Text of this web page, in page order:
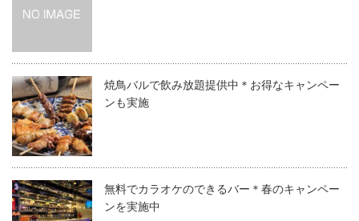
焼鳥バルで飲み放題提供中＊お得なキャンペー
ンも実施
無料でカラオケのできるバー＊春のキャンペー
ンを実施中